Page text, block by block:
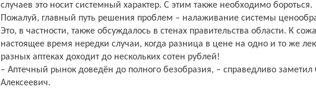
случаев это носит системный характер. С этим также необходимо бороться.
Пожалуй, главный путь решения проблем – налаживание системы
Это, в частности, также обсуждалось в стенах правительства области. К
настоящее время нередки случаи, когда разница в цене на одно и то же
разных аптеках доходит до нескольких сотен рублей!
– Аптечный рынок доведён до полного безобразия, – справедливо заметил
Алексеевич.